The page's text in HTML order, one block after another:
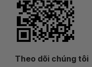
Theo dõi chúng tôi